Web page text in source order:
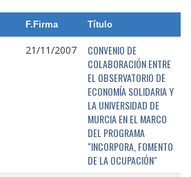
F.Firma Título
21/11/2007
CONVENIO DE
COLABORACIÓN ENTRE
EL OBSERVATORIO DE
ECONOMÍA SOLIDARIA Y
LA UNIVERSIDAD DE
MURCIA EN EL MARCO
DEL PROGRAMA
"INCORPORA, FOMENTO
DE LA OCUPACIÓN"